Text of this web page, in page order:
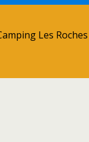
Les Roches